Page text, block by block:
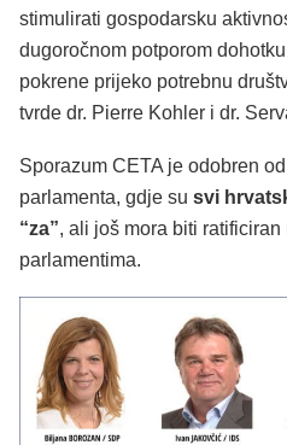
stimulirati gospodarsku
dugoročnom potporom
pokrene prijeko potrebnu
tvrde dr. Pierre Kohler i dr.
Sporazum CETA je odobren
parlamenta, gdje su svi
“za”, ali još mora biti
parlamentima.